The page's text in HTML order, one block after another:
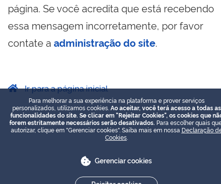
página. Se você acredita que está recebendo
essa mensagem incorretamente, por favor
contate a administração do site.
Ir para a página inicial
Para melhorar a sua experiência na plataforma e prover serviços
personalizados, utilizamos cookies. Ao aceitar, você terá acesso a todas as
funcionalidades do site. Se clicar em "Rejeitar Cookies", os cookies que
forem estritamente necessários serão desativados. Para escolher quais
autorizar, clique em "Gerenciar cookies". Saiba mais em nossa Declaração
Cookies
Gerenciar cookies